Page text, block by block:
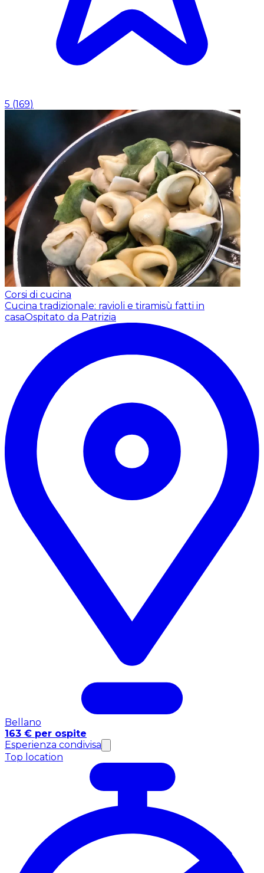
5 (169)
Corsi di cucina
Cucina tradizionale: ravioli e tiramisù fatti in
casaOspitato da Patrizia
Bellano
163 € per ospite
Esperienza condivisa
Top location